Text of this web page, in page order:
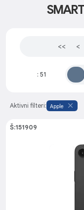
<< <
: 51
Aktivni filteri: Apple
Š:151909